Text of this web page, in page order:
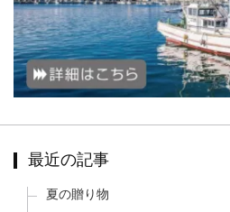
最近の記事
夏の贈り物